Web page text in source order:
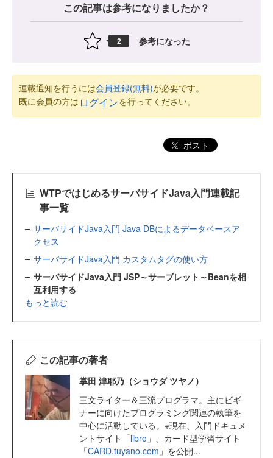
この記事は参考になりましたか？
2 参考になった
連載通知を行うには会員登録(無料)が必要です。
既に会員の方は ログインを行ってください。
ポスト
WTPではじめるサーバサイドJava入門連載記
事一覧
サーバサイドJava入門 Java DBによるデータベースア
クセス
サーバサイドJava入門 カスタムタグの使い方
サーバサイドJava入門 JSP～サーブレット～Beanを相
互利用する
もっと読む
この記事の著者
掌田 津耶乃（ショウダ ツヤノ）
三文ライター＆三流プログラマ。主にビギ
ナーに向けたプログラミング関連の執筆を
中心に活動している。※現在、入門ドキュメ
ントサイト「libro 」、カード型学習サイト
「CARD.tuyano.com 」を公開...